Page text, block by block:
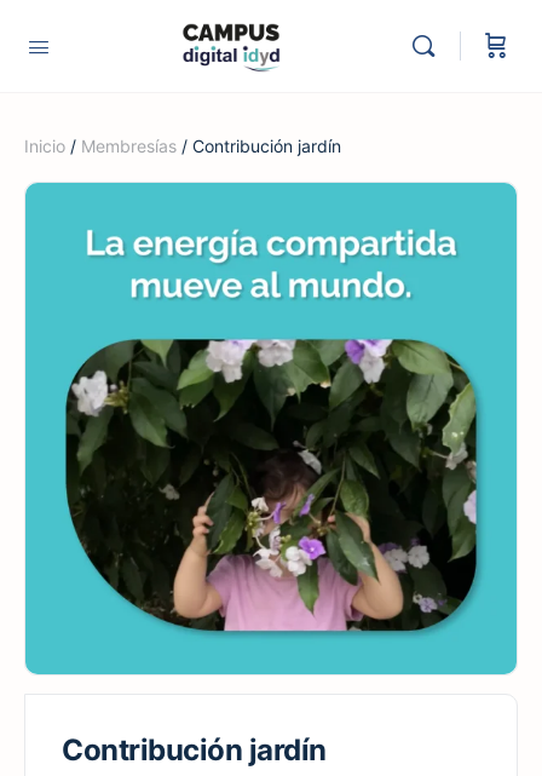
Inicio / Membresías / Contribución jardín
Contribución jardín